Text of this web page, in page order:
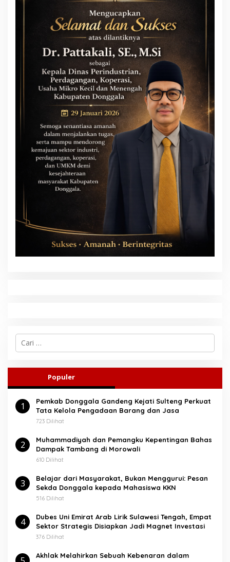
C
i
n
u
k
Populer
1
Pemkab Donggala Gandeng Kejati Sulteng Perkuat
Tata Kelola Pengadaan Barang dan Jasa
723 Dilihat
2
Muhammadiyah dan Pemangku Kepentingan Bahas
Dampak Tambang di Morowali
610 Dilihat
3
Belajar dari Masyarakat, Bukan Menggurui: Pesan
Sekda Donggala kepada Mahasiswa KKN
516 Dilihat
4
Dubes Uni Emirat Arab Lirik Sulawesi Tengah, Empat
Sektor Strategis Disiapkan Jadi Magnet Investasi
376 Dilihat
Akhlak Melahirkan Sebuah Kebenaran dalam